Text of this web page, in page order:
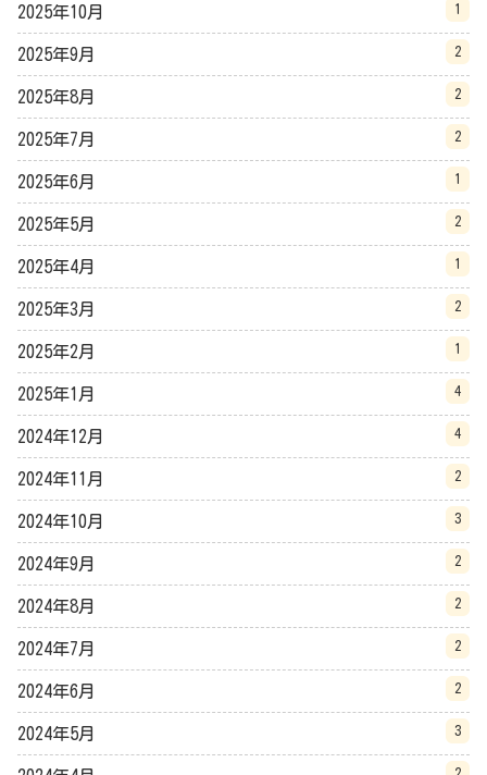
2025年10月 1
2025年9月 2
2025年8月 2
2025年7月 2
2025年6月 1
2025年5月 2
2025年4月 1
2025年3月 2
2025年2月 1
2025年1月 4
2024年12月 4
2024年11月 2
2024年10月 3
2024年9月 2
2024年8月 2
2024年7月 2
2024年6月 2
2024年5月 3